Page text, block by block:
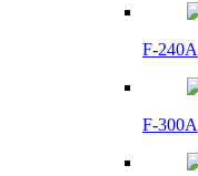
F-240A
F-300A